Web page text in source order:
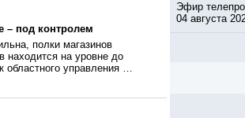
– под контролем
полки магазинов
находится на уровне до
областного управления …
Эфир
04 августа